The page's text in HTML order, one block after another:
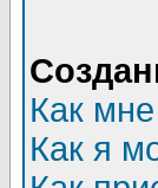
Как
Как я